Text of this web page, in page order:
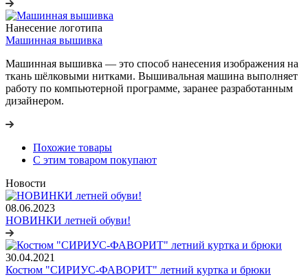
Нанесение логотипа
Машинная вышивка
Машинная вышивка — это способ нанесения изображения на
ткань шёлковыми нитками. Вышивальная машина выполняет
работу по компьютерной программе, заранее разработанным
дизайнером.
Похожие товары
С этим товаром покупают
Новости
08.06.2023
НОВИНКИ летней обуви!
30.04.2021
Костюм "СИРИУС-ФАВОРИТ" летний куртка и брюки